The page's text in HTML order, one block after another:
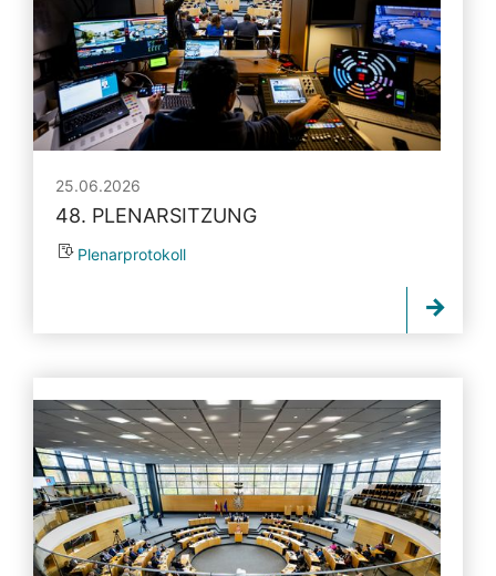
25.06.2026
48. PLENARSITZUNG
Plenarprotokoll